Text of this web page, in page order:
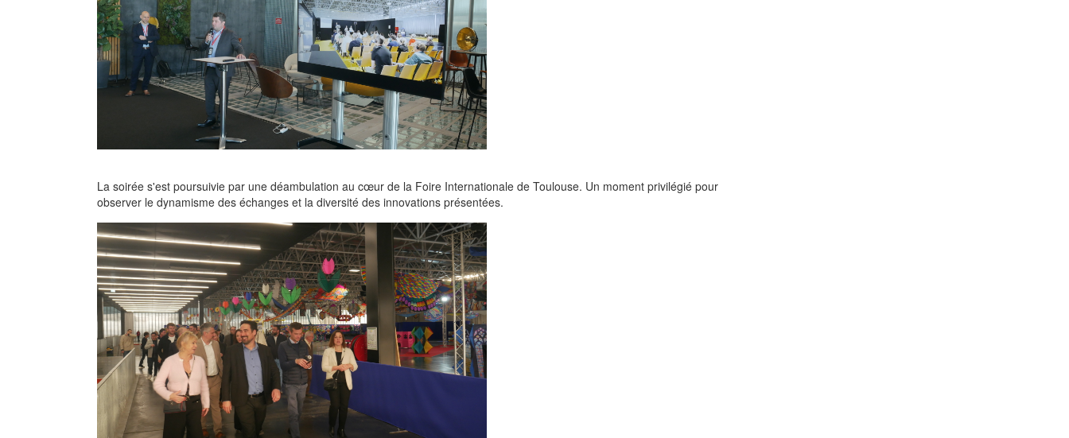
La soirée s'est poursuivie par une déambulation au cœur de la Foire Internationale de Toulouse. Un moment privilégié pour
observer le dynamisme des échanges et la diversité des innovations présentées.